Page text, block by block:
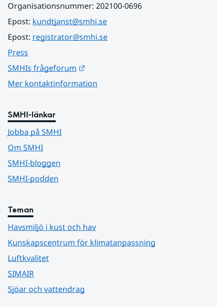
Organisationsnummer: 202100-0696
Epost: kundtjanst@smhi.se
Epost: registrator@smhi.se
Press
SMHIs frågeforum
Mer kontaktinformation
SMHI-länkar
Jobba på SMHI
Om SMHI
SMHI-bloggen
SMHI-podden
Teman
Havsmiljö i kust och hav
Kunskapscentrum för klimatanpassning
Luftkvalitet
SIMAIR
Sjöar och vattendrag